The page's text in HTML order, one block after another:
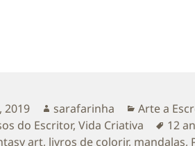
2019 Autor
sarafarinha Categorias
Arte a
do Escritor,Vida Criativa 12
art, livros de colorir, mandalas,